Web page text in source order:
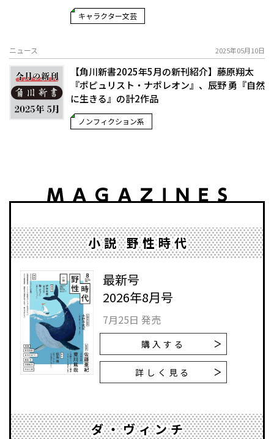
キャラクター文芸
ニュース 2025年05月10日
【角川新書2025年5月の新刊紹介】藤原翔太
『ポピュリスト・ナポレオン』、辰野 勇『自然
に生きる』の計2作品
ノンフィクション系
小説 野性時代
最新号
2026年8月号
7月25日 発売
購入する
詳しく見る
ダ・ヴィンチ